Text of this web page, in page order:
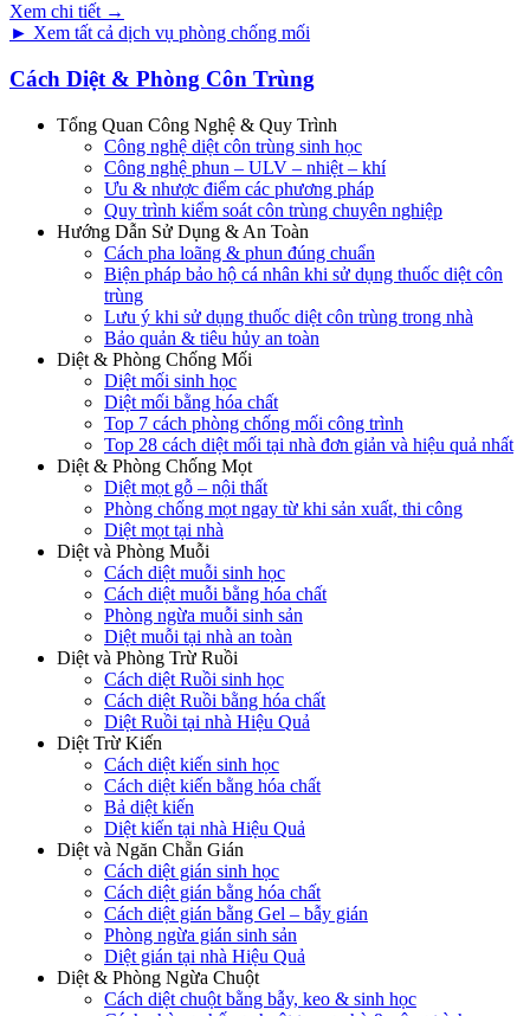
Xem chi tiết →
► Xem tất cả dịch vụ phòng chống mối
Cách Diệt & Phòng Côn Trùng
Tổng Quan Công Nghệ & Quy Trình
Công nghệ diệt côn trùng sinh học
Công nghệ phun – ULV – nhiệt – khí
Ưu & nhược điểm các phương pháp
Quy trình kiểm soát côn trùng chuyên nghiệp
Hướng Dẫn Sử Dụng & An Toàn
Cách pha loãng & phun đúng chuẩn
Biện pháp bảo hộ cá nhân khi sử dụng thuốc diệt côn
trùng
Lưu ý khi sử dụng thuốc diệt côn trùng trong nhà
Bảo quản & tiêu hủy an toàn
Diệt & Phòng Chống Mối
Diệt mối sinh học
Diệt mối bằng hóa chất
Top 7 cách phòng chống mối công trình
Top 28 cách diệt mối tại nhà đơn giản và hiệu quả nhất
Diệt & Phòng Chống Mọt
Diệt mọt gỗ – nội thất
Phòng chống mọt ngay từ khi sản xuất, thi công
Diệt mọt tại nhà
Diệt và Phòng Muỗi
Cách diệt muỗi sinh học
Cách diệt muỗi bằng hóa chất
Phòng ngừa muỗi sinh sản
Diệt muỗi tại nhà an toàn
Diệt và Phòng Trừ Ruồi
Cách diệt Ruồi sinh học
Cách diệt Ruồi bằng hóa chất
Diệt Ruồi tại nhà Hiệu Quả
Diệt Trừ Kiến
Cách diệt kiến sinh học
Cách diệt kiến bằng hóa chất
Bả diệt kiến
Diệt kiến tại nhà Hiệu Quả
Diệt và Ngăn Chẵn Gián
Cách diệt gián sinh học
Cách diệt gián bằng hóa chất
Cách diệt gián bằng Gel – bẫy gián
Phòng ngừa gián sinh sản
Diệt gián tại nhà Hiệu Quả
Diệt & Phòng Ngừa Chuột
Cách diệt chuột bằng bẫy, keo & sinh học